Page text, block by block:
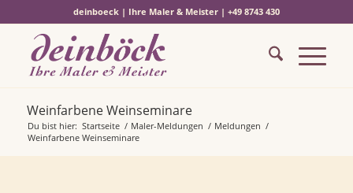
deinboeck | Ihre Maler & Meister | +49 8743 430
Weinfarbene Weinseminare
Du bist hier: Startseite / Maler-Meldungen / Meldungen /
Weinfarbene Weinseminare